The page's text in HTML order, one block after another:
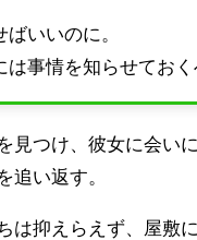
いいのに。
事情を知らせておく
見つけ、彼女に会い
追い返す。
は抑えらえず、屋敷